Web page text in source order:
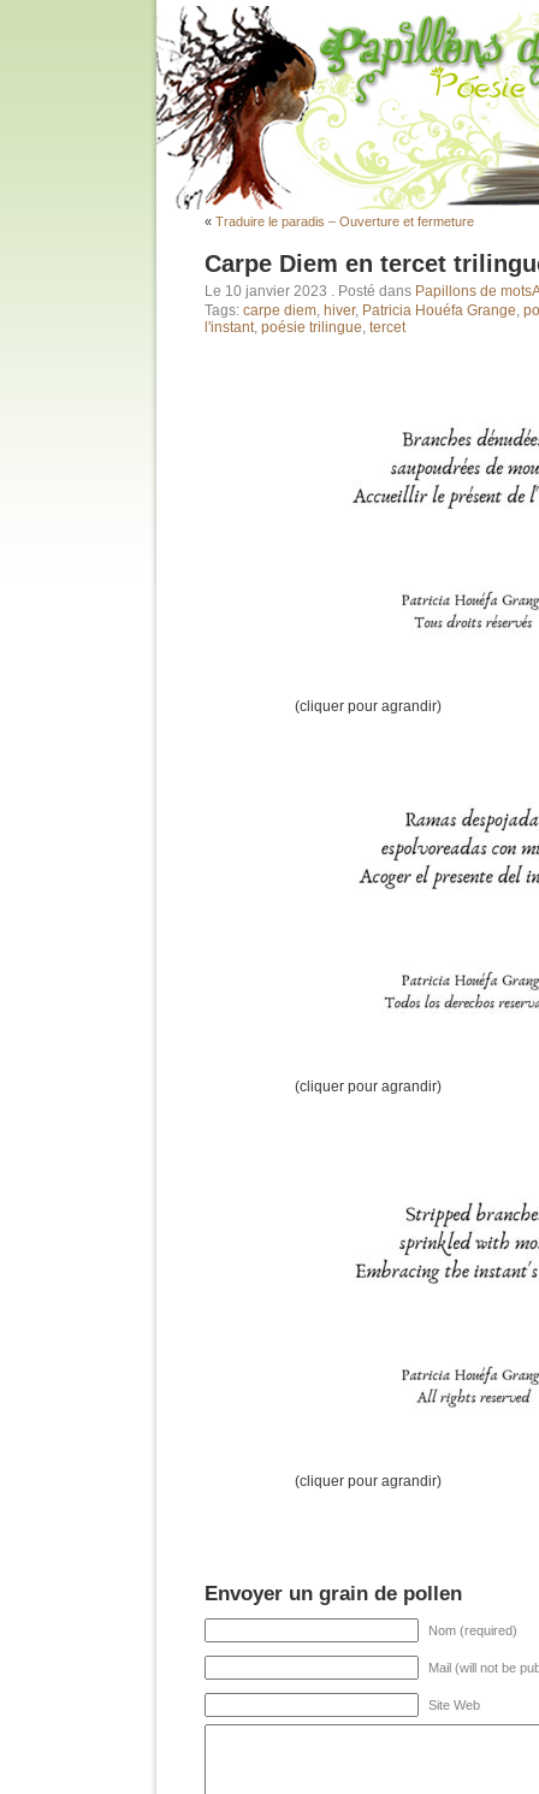
« Traduire le paradis – Ouverture et fermeture
Carpe Diem en tercet
Le 10 janvier 2023 . Posté dans Papillons de mots
Tags: carpe diem, hiver, Patricia Houéfa Grange,
l'instant, poésie trilingue, tercet
(cliquer pour agrandir)
(cliquer pour agrandir)
(cliquer pour agrandir)
Envoyer un grain de pollen
Nom (required)
Mail (will not be
Site Web